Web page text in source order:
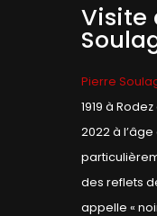
Visite
Pierre
1919 à
2022 à l’âge
des reflets
appelle «